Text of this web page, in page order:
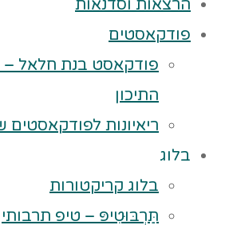
הרצאות וסדנאות
פודקאסטים
פודקאסט בנת חלאל –
התיכון
ריאיונות לפודקאסטים
בלוג
בלוג קריקטורות
תַּרְבּוּטִיפּ – טיפ תרבותי